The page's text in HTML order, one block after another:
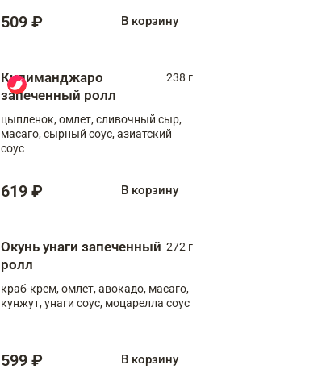
509 ₽ В корзину
Килиманджаро
запеченный ролл
238 г
цыпленок, омлет, сливочный сыр,
масаго, сырный соус, азиатский
соус
619 ₽ В корзину
Окунь унаги запеченный
ролл
272 г
краб-крем, омлет, авокадо, масаго,
кунжут, унаги соус, моцарелла соус
599 ₽ В корзину